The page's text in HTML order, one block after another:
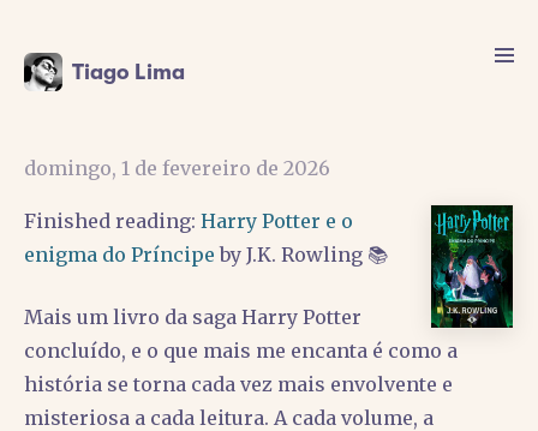
Tiago Lima
domingo, 1 de fevereiro de 2026
Finished reading: Harry Potter e o
enigma do Príncipe by J.K. Rowling 📚
Mais um livro da saga Harry Potter
concluído, e o que mais me encanta é como a
história se torna cada vez mais envolvente e
misteriosa a cada leitura. A cada volume, a